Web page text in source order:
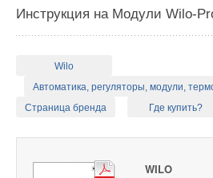
Инструкция на Модули Wilo-
Wilo
Автоматика, регуляторы, модули,
Страница бренда
Где купить?
WILO